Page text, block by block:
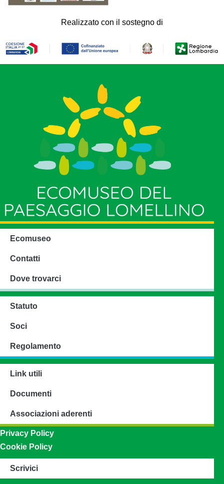
Realizzato con il sostegno di
Ecomuseo
Contatti
Dove trovarci
Statuto
Soci
Regolamento
Link utili
Documenti
Associazioni aderenti
Privacy Policy
Cookie Policy
Scrivici